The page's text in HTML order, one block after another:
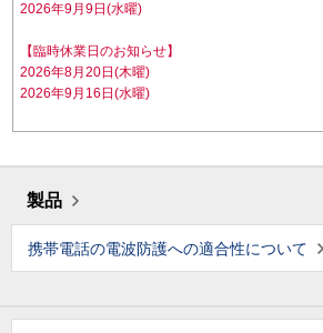
2026年9月9日(水曜)
【臨時休業日のお知らせ】
2026年8月20日(木曜)
2026年9月16日(水曜)
製品
携帯電話の電波防護への適合性について